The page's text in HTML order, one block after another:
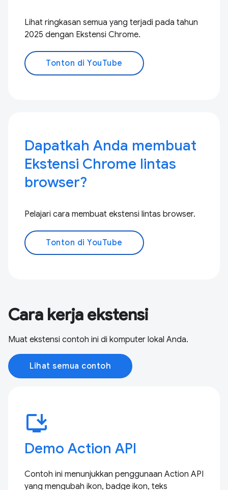
Lihat ringkasan semua yang terjadi pada tahun
2025 dengan Ekstensi Chrome.
Tonton di YouTube
Dapatkah Anda membuat
Ekstensi Chrome lintas
browser?
Pelajari cara membuat ekstensi lintas browser.
Tonton di YouTube
Cara kerja ekstensi
Muat ekstensi contoh ini di komputer lokal Anda.
Lihat semua contoh
install_desktop
Demo Action API
Contoh ini menunjukkan penggunaan Action API
yang mengubah ikon, badge ikon, teks